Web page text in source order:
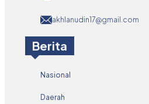
akhlanudin17@gmail.com
Berita
Nasional
Daerah